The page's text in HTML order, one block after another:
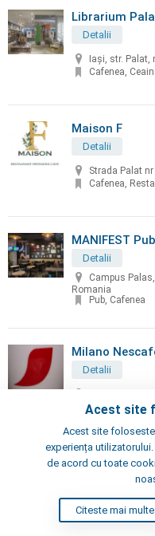
Librarium
Detalii
Iaşi, str. Palat,
Cafenea,
Maison F
Detalii
Strada Palat
Cafenea,
MANIFEST Pub
Detalii
Campus
Romania
Pub, Cafenea
Milano
Detalii
Cafenea
Negru Zi -
str. Costache
Cafenea
Acest site
Acest site
experiența
de acord cu toate
Citeste mai multe